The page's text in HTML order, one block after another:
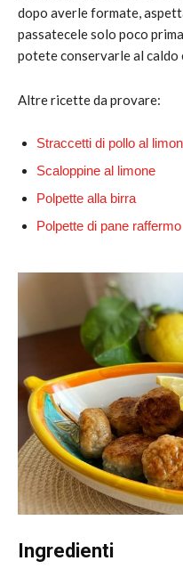
dopo averle formate,
passatecele solo poco
potete conservarle al
Altre ricette da provare:
Straccetti di pollo al
Scaloppine al limone
Polpette alla birra
Polpette di pane raffermo
Ingredienti